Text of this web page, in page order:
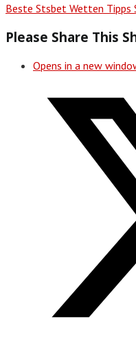
Beste Stsbet Wetten Tipps
Please Share This
Opens in a new